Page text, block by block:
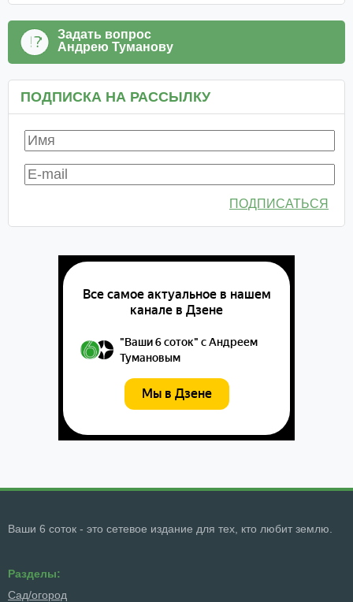
Задать вопрос
Андрею Туманову
ПОДПИСКА НА РАССЫЛКУ
ПОДПИСАТЬСЯ
Ваши 6 соток - это сетевое издание для тех, кто любит землю.
Разделы:
Сад/огород